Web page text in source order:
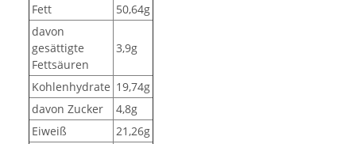
Fett
50,64g
davon
gesättigte
Fettsäuren
3,9g
Kohlenhydrate 19,74g
davon Zucker
4,8g
Eiweiß
21,26g